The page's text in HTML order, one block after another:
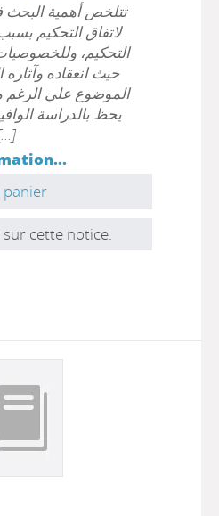
تتلخص أهمية البحث
لاتفاق التحكيم
التحكيم،
حيث انعقاده وآثاره
الموضوع علي الرغم
يحظ بالدراسة
المدني.
sur cette notice.